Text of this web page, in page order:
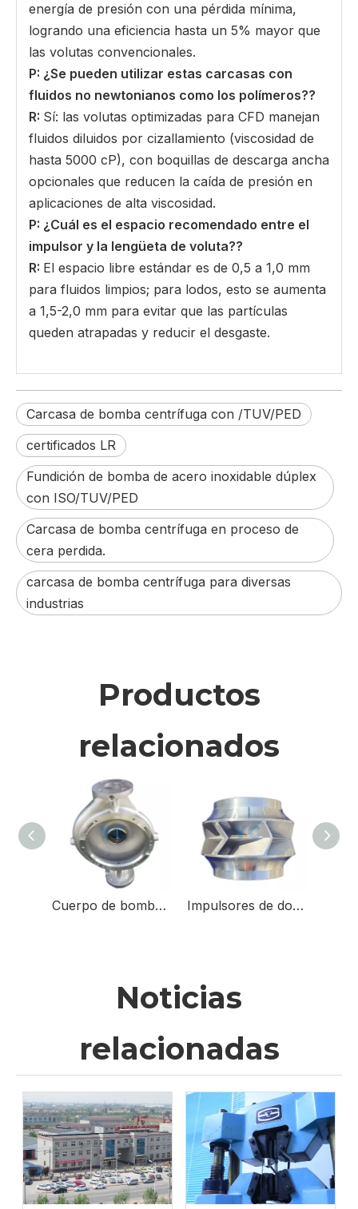
energía de presión con una pérdida mínima,
logrando una eficiencia hasta un 5% mayor que
las volutas convencionales.
P: ¿Se pueden utilizar estas carcasas con
fluidos no newtonianos como los polímeros??
R: Sí: las volutas optimizadas para CFD manejan
fluidos diluidos por cizallamiento (viscosidad de
hasta 5000 cP), con boquillas de descarga ancha
opcionales que reducen la caída de presión en
aplicaciones de alta viscosidad.
P: ¿Cuál es el espacio recomendado entre el
impulsor y la lengüeta de voluta??
R: El espacio libre estándar es de 0,5 a 1,0 mm
para fluidos limpios; para lodos, esto se aumenta
a 1,5-2,0 mm para evitar que las partículas
queden atrapadas y reducir el desgaste.
Carcasa de bomba centrífuga con /TUV/PED
certificados LR
Fundición de bomba de acero inoxidable dúplex
con ISO/TUV/PED
Carcasa de bomba centrífuga en proceso de
cera perdida.
carcasa de bomba centrífuga para diversas
industrias
Productos
relacionados
Cuerpo de bomba de acero inoxidable para bomba de agua Impulsores de doble succión para bombas de doble succión
Noticias
relacionadas